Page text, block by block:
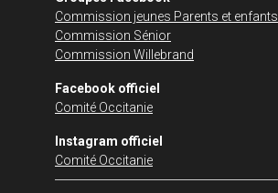
Commission jeunes Parents et enfants
Commission Sénior
Commission Willebrand
Facebook officiel
Comité Occitanie
Instagram officiel
Comité Occitanie